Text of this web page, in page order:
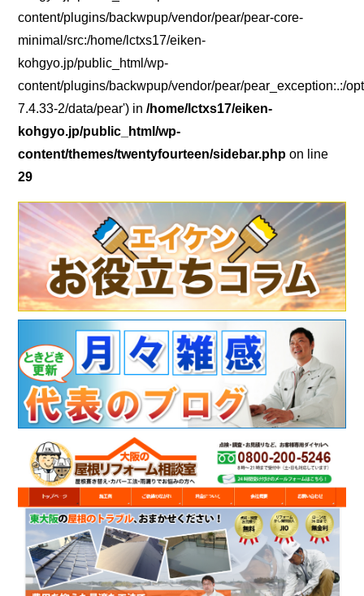
content/plugins/backwpup/vendor/pear/pear-core-
minimal/src:/home/lctxs17/eiken-
kohgyo.jp/public_html/wp-
content/plugins/backwpup/vendor/pear/pear_exception:.:/
7.4.33-2/data/pear') in/home/lctxs17/eiken-
kohgyo.jp/public_html/wp-
content/themes/twentyfourteen/sidebar.php on line
29